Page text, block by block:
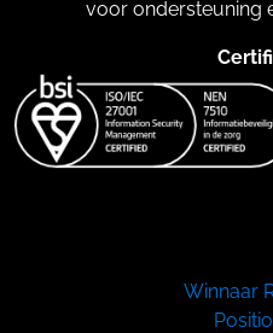
voor ondersteuning
Winnaar